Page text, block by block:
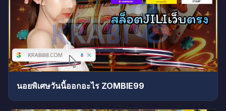
นอยพิเศษวันนี้ออกอะไร ZOMBIE99